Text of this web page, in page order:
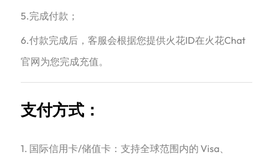
5.完成付款；
6.付款完成后，客服会根据您提供火花ID在火花Chat
官网为您完成充值。
支付方式：
1. 国际信用卡/储值卡：支持全球范围内的 Visa、